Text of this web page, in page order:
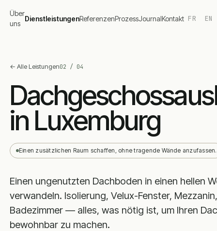
Über
uns
DienstleistungenReferenzenProzessJournalKontakt FR EN
← Alle Leistungen02 / 04
in Luxemburg
Einen zusätzlichen Raum schaffen, ohne tragende Wände anzufassen.
Einen ungenutzten Dachboden in einen hellen
verwandeln. Isolierung, Velux-Fenster, Mezzanin,
Badezimmer — alles, was nötig ist, um Ihren
bewohnbar zu machen.